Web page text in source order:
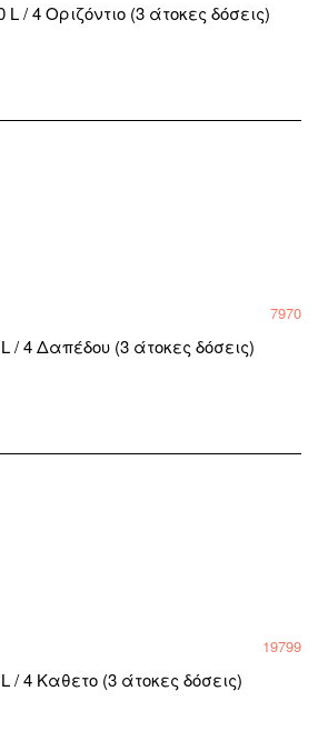
L / 4 Οριζόντιο (3 άτοκες δόσεις)
7970
/ 4 Δαπέδου (3 άτοκες δόσεις)
19799
/ 4 Καθετο (3 άτοκες δόσεις)